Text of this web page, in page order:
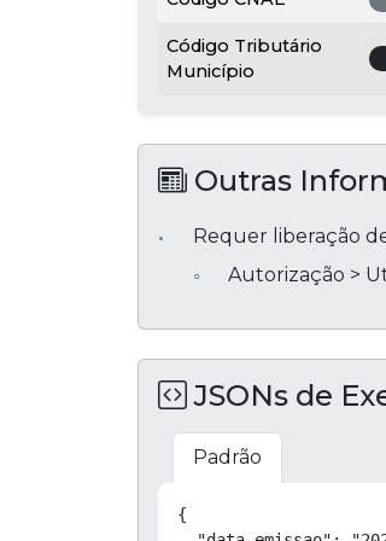
Código Tributário
Município
Outras
Requer liberação
Autorização >
JSONs de
Padrão
{